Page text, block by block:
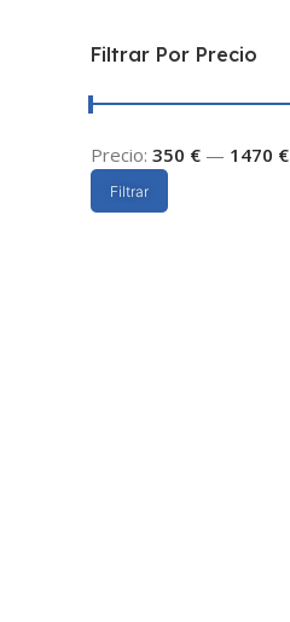
Filtrar Por Precio
Filtrar
Precio: 350 € — 1470 €